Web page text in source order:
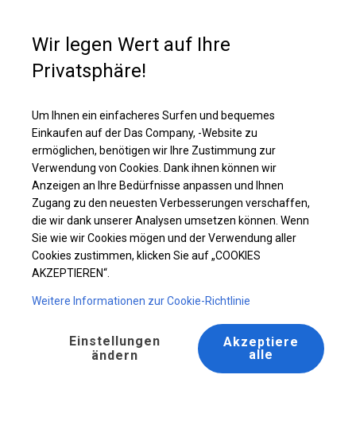
Solides Lager- und Garagenzelt | 6x8 m
Wir legen Wert auf Ihre
Privatsphäre!
Um Ihnen ein einfacheres Surfen und bequemes
Einkaufen auf der Das Company, -Website zu
ermöglichen, benötigen wir Ihre Zustimmung zur
Verwendung von Cookies. Dank ihnen können wir
Anzeigen an Ihre Bedürfnisse anpassen und Ihnen
Zugang zu den neuesten Verbesserungen verschaffen,
die wir dank unserer Analysen umsetzen können. Wenn
Sie wie wir Cookies mögen und der Verwendung aller
Cookies zustimmen, klicken Sie auf „COOKIES
AKZEPTIEREN“.
Weitere Informationen zur Cookie-Richtlinie
Einstellungen
ändern
Akzeptiere
alle